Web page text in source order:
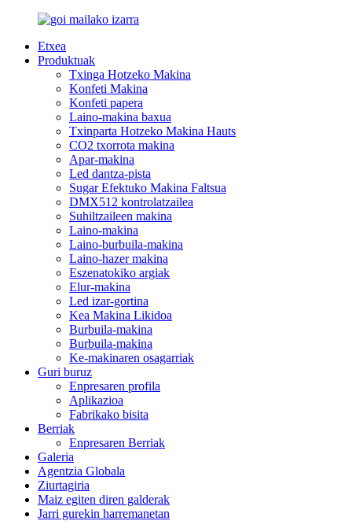
Etxea
Produktuak
Txinga Hotzeko Makina
Konfeti Makina
Konfeti papera
Laino-makina baxua
Txinparta Hotzeko Makina Hauts
CO2 txorrota makina
Apar-makina
Led dantza-pista
Sugar Efektuko Makina Faltsua
DMX512 kontrolatzailea
Suhiltzaileen makina
Laino-makina
Laino-burbuila-makina
Laino-hazer makina
Eszenatokiko argiak
Elur-makina
Led izar-gortina
Kea Makina Likidoa
Burbuila-makina
Burbuila-makina
Ke-makinaren osagarriak
Guri buruz
Enpresaren profila
Aplikazioa
Fabrikako bisita
Berriak
Enpresaren Berriak
Galeria
Agentzia Globala
Ziurtagiria
Maiz egiten diren galderak
Jarri gurekin harremanetan